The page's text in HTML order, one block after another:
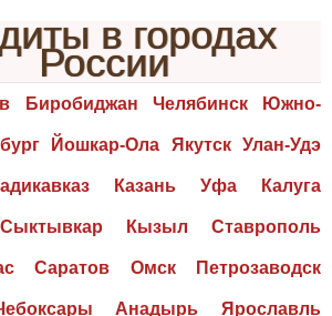
в городах
России
Биробиджан Челябинск Южно-
Йошкар-Ола Якутск Улан-Удэ
Казань Уфа Калуга
Сыктывкар Кызыл Ставрополь
Саратов Омск Петрозаводск
Анадырь Ярославль